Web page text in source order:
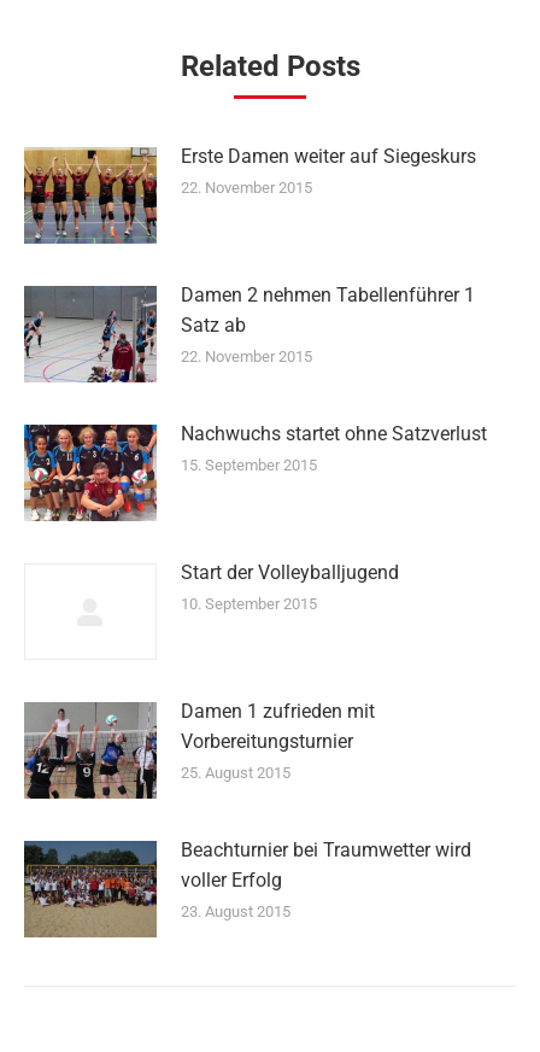
Related Posts
Erste Damen weiter auf Siegeskurs
22. November 2015
Damen 2 nehmen Tabellenführer 1
Satz ab
22. November 2015
Nachwuchs startet ohne Satzverlust
15. September 2015
Start der Volleyballjugend
10. September 2015
Damen 1 zufrieden mit
Vorbereitungsturnier
25. August 2015
Beachturnier bei Traumwetter wird
voller Erfolg
23. August 2015